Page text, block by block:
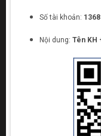
Số tài khoản:
Nội dung: Tên KH